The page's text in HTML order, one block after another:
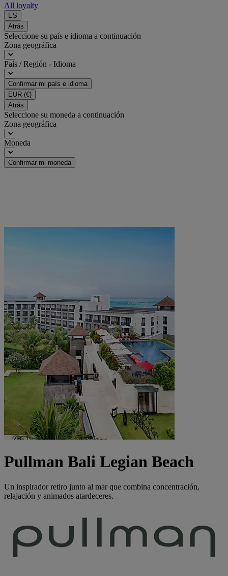
All loyalty
ES
Atrás
Seleccione su país e idioma a continuación
Zona geográfica
País / Región - Idioma
Confirmar mi país e idioma
EUR (€)
Atrás
Seleccione su moneda a continuación
Zona geográfica
Moneda
Confirmar mi moneda
Pullman Bali Legian Beach
Un inspirador retiro junto al mar que combina concentración,
relajación y animados atardeceres.